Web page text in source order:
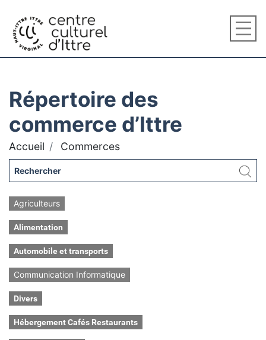
Répertoire des
commerce d’Ittre
Accueil Commerces
Agriculteurs
Alimentation
Automobile et transports
Communication Informatique
Divers
Hébergement Cafés Restaurants